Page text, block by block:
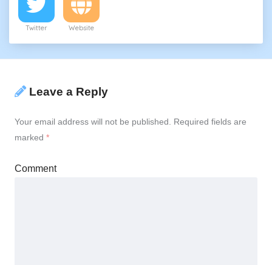
Twitter Website
Leave a Reply
Your email address will not be published. Required fields are
marked *
Comment